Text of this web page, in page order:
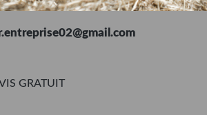
GRATUIT